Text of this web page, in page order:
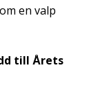
en valp
till Årets